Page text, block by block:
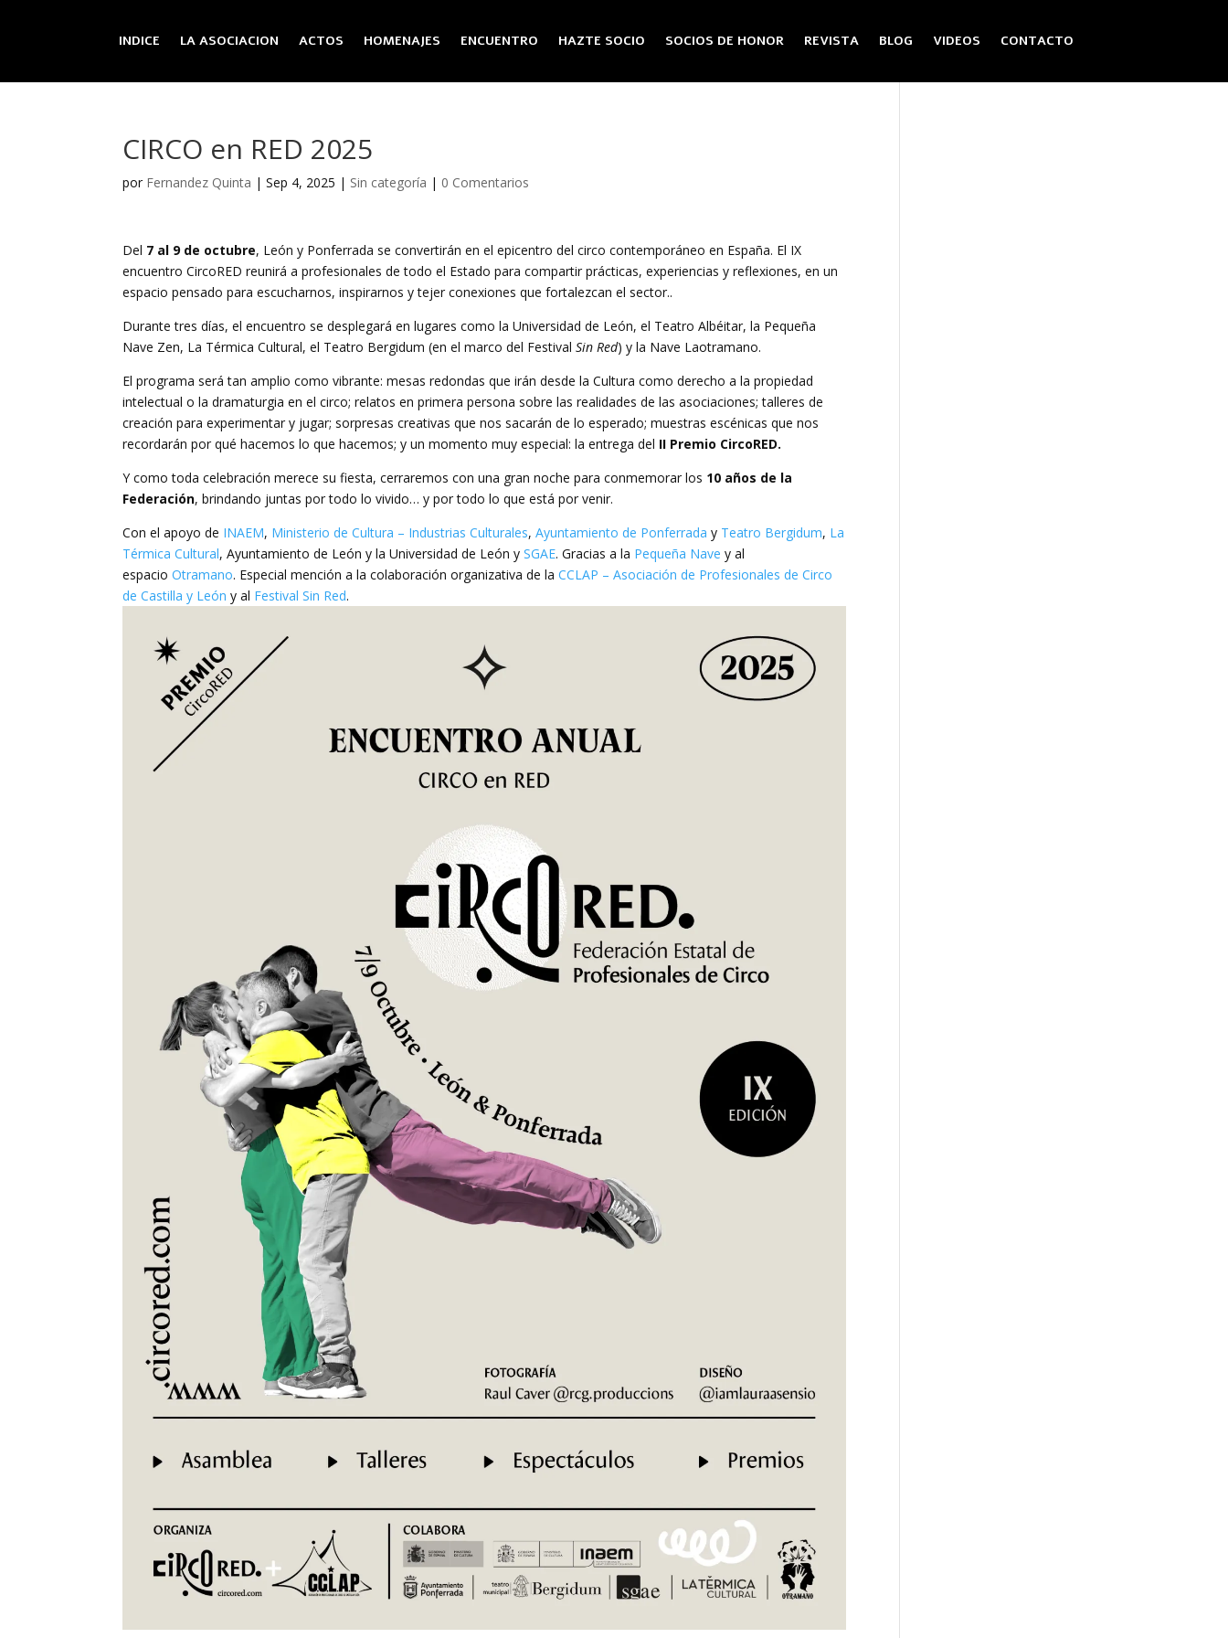
INDICE LA ASOCIACION ACTOS HOMENAJES ENCUENTRO HAZTE SOCIO SOCIOS DE HONOR REVISTA BLOG VIDEOS CONTACTO
CIRCO en RED 2025
por Fernandez Quinta |Sep 4, 2025 | Sin categoría | 0 Comentarios
Del 7 al 9 de octubre, León y Ponferrada se convertirán en el epicentro del circo contemporáneo en España. El IX
encuentro CircoRED reunirá a profesionales de todo el Estado para compartir prácticas, experiencias y reflexiones, en un
espacio pensado para escucharnos, inspirarnos y tejer conexiones que fortalezcan el sector..
Durante tres días, el encuentro se desplegará en lugares como la Universidad de León, el Teatro Albéitar, la Pequeña
Nave Zen, La Térmica Cultural, el Teatro Bergidum (en el marco del FestivalSin Red) y la Nave Laotramano.
El programa será tan amplio como vibrante: mesas redondas que irán desde la Cultura como derecho a la propiedad
intelectual o la dramaturgia en el circo; relatos en primera persona sobre las realidades de las asociaciones; talleres de
creación para experimentar y jugar; sorpresas creativas que nos sacarán de lo esperado; muestras escénicas que nos
recordarán por qué hacemos lo que hacemos; y un momento muy especial: la entrega del II Premio CircoRED.
Y como toda celebración merece su fiesta, cerraremos con una gran noche para conmemorar los 10 años de la
Federación, brindando juntas por todo lo vivido… y por todo lo que está por venir.
Con el apoyo de INAEM, Ministerio de Cultura – Industrias Culturales,Ayuntamiento de Ponferrada y Teatro Bergidum, La
Térmica Cultural, Ayuntamiento de León y la Universidad de León ySGAE. Gracias a la Pequeña Nave y al
espacioOtramano. Especial mención a la colaboración organizativa de laCCLAP – Asociación de Profesionales de Circo
de Castilla y León y al Festival Sin Red.